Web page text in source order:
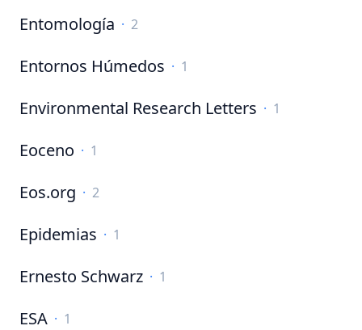
Entomología · 2
Entornos Húmedos · 1
Environmental Research Letters · 1
Eoceno · 1
Eos.org · 2
Epidemias · 1
Ernesto Schwarz · 1
ESA · 1